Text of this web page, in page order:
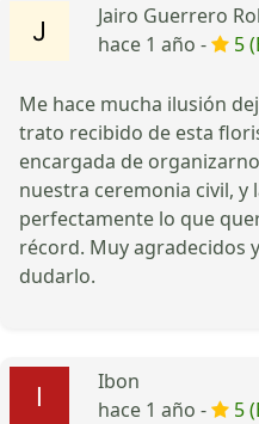
Jairo Guerrero
hace 1 año -
5
Me hace mucha ilusión
trato recibido de esta
encargada de
nuestra ceremonia civil, y
perfectamente lo que
récord. Muy agradecidos
dudarlo.
Ibon
hace 1 año -
5